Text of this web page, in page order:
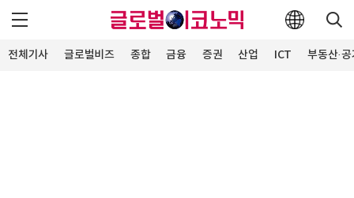
전체기사 글로벌비즈 종합 금융 증권 산업 ICT 부동산·